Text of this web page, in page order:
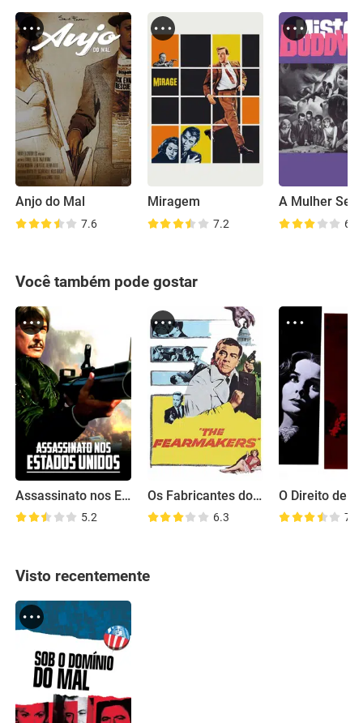
Anjo do Mal
7.6
Miragem
7.2 6.0
Você também pode gostar
Assassinato nos Estados Unidos
5.2
Os Fabricantes do Medo
6.3 7.1
Visto recentemente